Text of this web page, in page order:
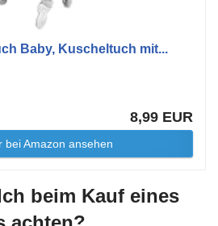
Baby, Kuscheltuch mit...
8,99 EUR
bei Amazon ansehen
beim Kauf eines